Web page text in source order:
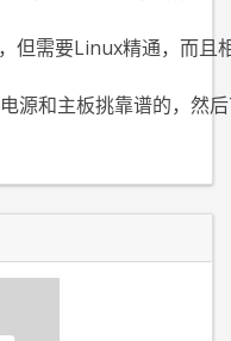
但需要Linux精通，而且
源和主板挑靠谱的，